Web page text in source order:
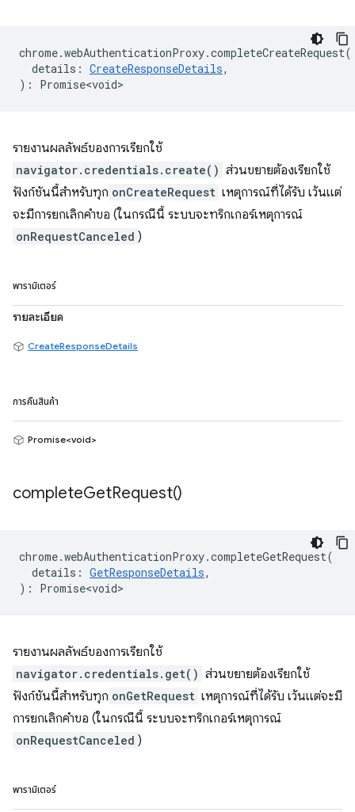
chrome.webAuthenticationProxy.completeCreateRequest(
details : CreateResponseDetails,
) : Promise<void>
รายงานผลลัพธ์ของการเรียกใช้
navigator.credentials.create() ส่วนขยายต้องเรียกใช้
ฟังก์ชันนี้สำหรับทุก onCreateRequest เหตุการณ์ที่ได้รับ เว้นแต่
จะมีการยกเลิกคำขอ (ในกรณีนี้ ระบบจะทริกเกอร์เหตุการณ์
onRequestCanceled )
พารามิเตอร์
รายละเอียด
CreateResponseDetails
การคืนสินค้า
Promise<void>
completeGetRequest()
chrome.webAuthenticationProxy.completeGetRequest(
details : GetResponseDetails,
) : Promise<void>
รายงานผลลัพธ์ของการเรียกใช้
navigator.credentials.get() ส่วนขยายต้องเรียกใช้
ฟังก์ชันนี้สำหรับทุก onGetRequest เหตุการณ์ที่ได้รับ เว้นแต่จะมี
การยกเลิกคำขอ (ในกรณีนี้ ระบบจะทริกเกอร์เหตุการณ์
onRequestCanceled )
พารามิเตอร์